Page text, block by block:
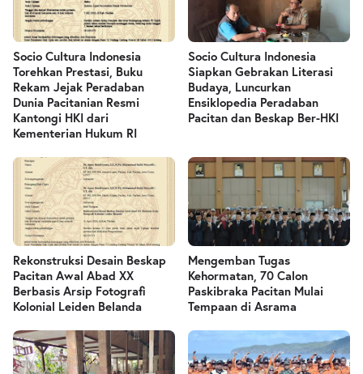
Socio Cultura Indonesia
Torehkan Prestasi, Buku
Rekam Jejak Peradaban
Dunia Pacitanian Resmi
Kantongi HKI dari
Kementerian Hukum RI
Socio Cultura Indonesia
Siapkan Gebrakan Literasi
Budaya, Luncurkan
Ensiklopedia Peradaban
Pacitan dan Beskap Ber-HKI
Rekonstruksi Desain Beskap
Pacitan Awal Abad XX
Berbasis Arsip Fotografi
Kolonial Leiden Belanda
Mengemban Tugas
Kehormatan, 70 Calon
Paskibraka Pacitan Mulai
Tempaan di Asrama